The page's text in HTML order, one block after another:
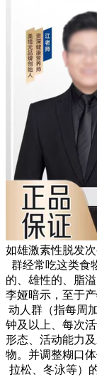
如雄激素性脱发
群经常吃这类食
的、雄性的、脂
李娅暗示，至于
动人群（指每周
钟及以上、每次
形态、活动能力
物。并调整糊口
拉松、冬泳等）